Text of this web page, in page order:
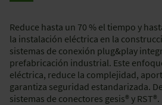
Reduce hasta un 70 % el tiempo y
la instalación eléctrica en la
sistemas de conexión plug&play
prefabricación industrial. Este
eléctrica, reduce la complejidad,
garantiza seguridad estandarizada.
sistemas de conectores gesis® y RST®.